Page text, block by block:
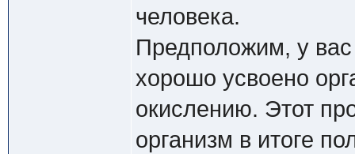
человека.
Предположим, у
хорошо усвоено
окислению. Этот
организм в итоге